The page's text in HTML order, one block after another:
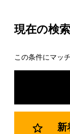
現在の検
この条件にマッ
新